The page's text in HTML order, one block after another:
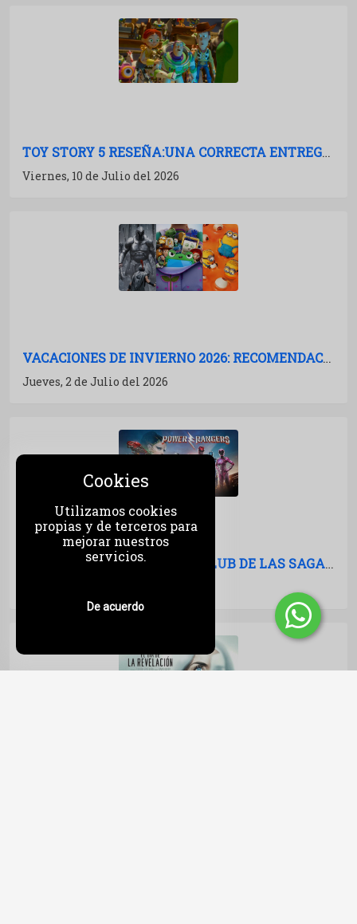
Cookies
Utilizamos cookies
propias y de terceros para
mejorar nuestros
servicios.
De acuerdo
TOY STORY 5 RESEÑA:UNA CORRECTA ENTREGA DE MÚLTIPLES BOSTEZOS
Viernes, 10 de Julio del 2026
VACACIONES DE INVIERNO 2026: RECOMENDACIONES DE PELÍCULAS PARA IR AL CINE
Jueves, 2 de Julio del 2026
POWER RANGERS (2017): EL CLUB DE LAS SAGAS MUERTAS